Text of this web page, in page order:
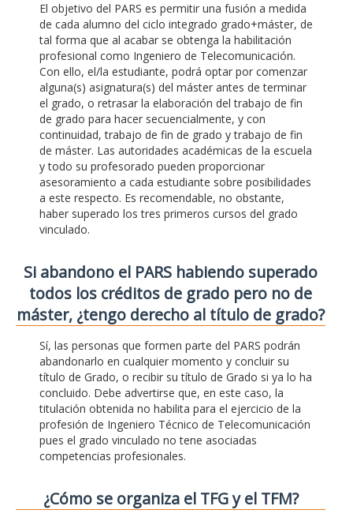
El objetivo del PARS es permitir una fusión a medida
de cada alumno del ciclo integrado grado+máster, de
tal forma que al acabar se obtenga la habilitación
profesional como Ingeniero de Telecomunicación.
Con ello, el/la estudiante, podrá optar por comenzar
alguna(s) asignatura(s) del máster antes de terminar
el grado, o retrasar la elaboración del trabajo de fin
de grado para hacer secuencialmente, y con
continuidad, trabajo de fin de grado y trabajo de fin
de máster. Las autoridades académicas de la escuela
y todo su profesorado pueden proporcionar
asesoramiento a cada estudiante sobre posibilidades
a este respecto. Es recomendable, no obstante,
haber superado los tres primeros cursos del grado
vinculado.
Si abandono el PARS habiendo superado
todos los créditos de grado pero no de
máster, ¿tengo derecho al título de grado?
Sí, las personas que formen parte del PARS podrán
abandonarlo en cualquier momento y concluir su
título de Grado, o recibir su título de Grado si ya lo ha
concluido. Debe advertirse que, en este caso, la
titulación obtenida no habilita para el ejercicio de la
profesión de Ingeniero Técnico de Telecomunicación
pues el grado vinculado no tene asociadas
competencias profesionales.
¿Cómo se organiza el TFG y el TFM?